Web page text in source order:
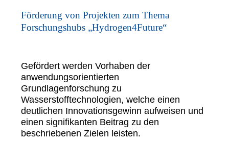
Förderung von Projekten zum Thema
Forschungshubs „Hydrogen4Future“
Gefördert werden Vorhaben der
anwendungsorientierten
Grundlagenforschung zu
Wasserstofftechnologien, welche einen
deutlichen Innovationsgewinn aufweisen und
einen signifikanten Beitrag zu den
beschriebenen Zielen leisten.